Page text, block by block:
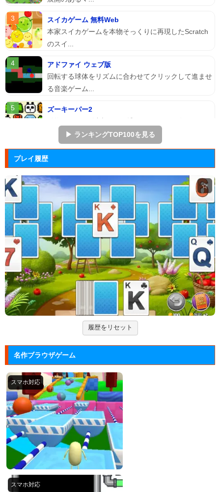
スイカゲーム 無料Web
本家スイカゲームを本物そっくりに再現したScratch
のスイ...
アドファイ ウェブ版
回転する球体をリズムに合わせてクリックして進ませ
る音楽ゲーム...
ズーキーパー2
動物たちを3匹以上にして捕まえていくパズルゲー
ぷよぷよ
落ちものパズルで有名な「ぷよぷよ」のブラウザゲー
ム。
マージェストキングダム
王国を再建すべく領土を拡大していく建国シミュレー
ションゲーム...
大乱闘スマッシュブラザーズフラ...
任天堂の大乱闘スマッシュブラザーズをブラウザゲー
ムで再現した...
Mole Kingdom De...
モグラ王国のヒーローたちがチームで敵の侵攻を食い
止める防衛ゲ...
ジュエルカラーリング
宝石を入れ替えて床と同じ色に揃えるカラーパズルゲ
ーム。
▶ ランキングTOP100を見る
プレイ履歴
☆
履歴をリセット
名作ブラウザゲーム